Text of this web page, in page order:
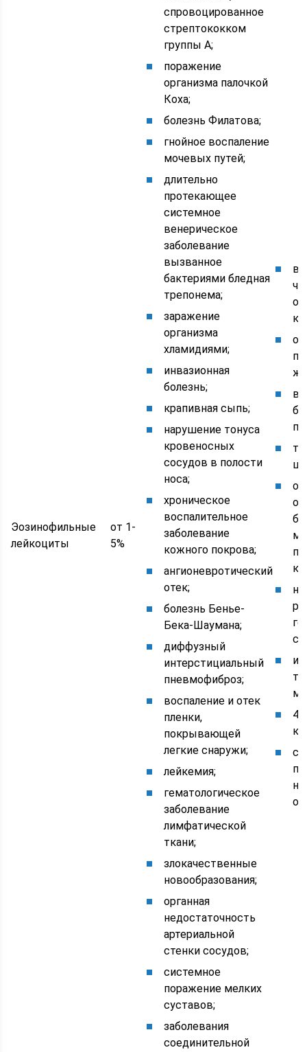
Эозинофильные
лейкоциты
от 1-
5%
спровоцированное
стрептококком
группы А;
поражение
организма палочкой
Коха;
болезнь Филатова;
гнойное воспаление
мочевых путей;
длительно
протекающее
системное
венерическое
заболевание
вызванное
бактериями бледная
трепонема;
заражение
организма
хламидиями;
инвазионная
болезнь;
крапивная сыпь;
нарушение тонуса
кровеносных
сосудов в полости
носа;
хроническое
воспалительное
заболевание
кожного покрова;
ангионевротический
отек;
болезнь Бенье-
Бека-Шаумана;
диффузный
интерстициальный
пневмофиброз;
воспаление и отек
пленки,
покрывающей
легкие снаружи;
лейкемия;
гематологическое
заболевание
лимфатической
ткани;
злокачественные
новообразования;
органная
недостаточность
артериальной
стенки сосудов;
системное
поражение мелких
суставов;
заболевания
соединительной
4